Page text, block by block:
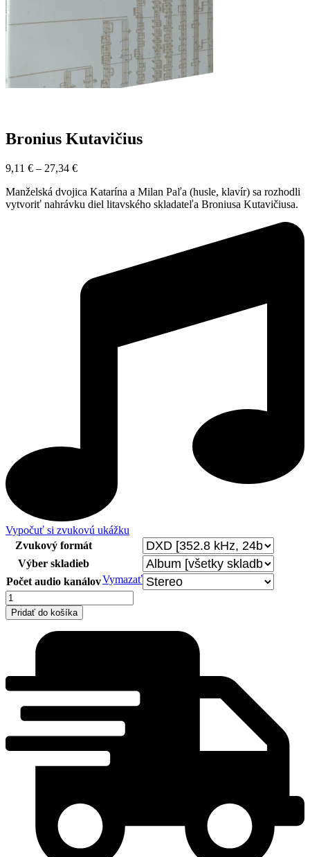
Bronius Kutavičius
9,11 € – 27,34 €
Manželská dvojica Katarína a Milan Paľa (husle, klavír) sa rozhodli
vytvoriť nahrávku diel litavského skladateľa Broniusa Kutavičiusa.
Vypočuť si zvukovú ukážku
Zvukový formát
Výber skladieb
Počet audio kanálovVymazať
množstvo
Bronius
Kutavičius
Pridať do košíka